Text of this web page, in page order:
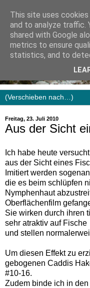
Freitag, 23. Juli 2010
Aus der Sicht
Ich habe heute
aus der Sicht eines
Imitiert werden
die es beim schlüpfen
Nymphenhaut
Oberflächenfilm
Sie wirken durch ihren
sehr atraktiv auf Fische
und stellen
Um diesen Effekt zu
gebogenen Caddis
#10-16.
Zudem binde ich in
This site uses
and to analyze traffic.
shared with Google
metrics to ensure
statistics, and to